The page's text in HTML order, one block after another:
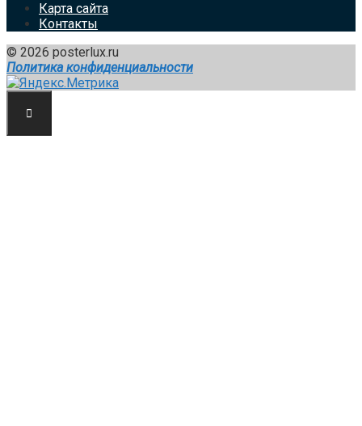
Карта сайта
Контакты
© 2026 posterlux.ru
Политика конфиденциальности